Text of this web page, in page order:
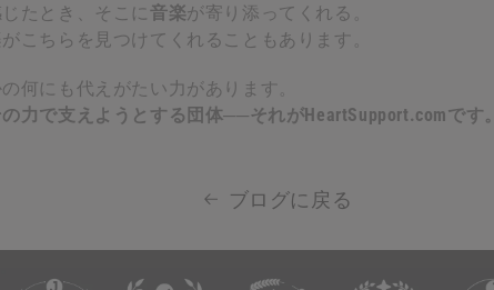
たとき、そこに 音楽が寄り添ってくれる。
こちらを見つけてくれることもあります。
何にも代えがたい力があります。
の力で支えようとする団体──それがHeartSupport.comです。
ブログに戻る